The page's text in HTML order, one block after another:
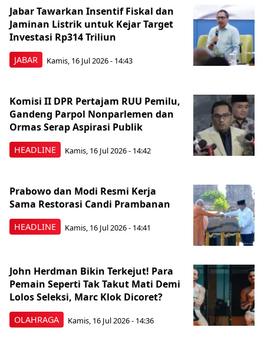
JABAR
Jabar Tawarkan Insentif Fiskal dan
Jaminan Listrik untuk Kejar Target
Investasi Rp314 Triliun
Kamis, 16 Jul 2026 - 14:43
HEADLINE
Komisi II DPR Pertajam RUU Pemilu,
Gandeng Parpol Nonparlemen dan
Ormas Serap Aspirasi Publik
Kamis, 16 Jul 2026 - 14:42
HEADLINE
Prabowo dan Modi Resmi Kerja
Sama Restorasi Candi Prambanan
Kamis, 16 Jul 2026 - 14:41
OLAHRAGA
John Herdman Bikin Terkejut! Para
Pemain Seperti Tak Takut Mati Demi
Lolos Seleksi, Marc Klok Dicoret?
Kamis, 16 Jul 2026 - 14:36